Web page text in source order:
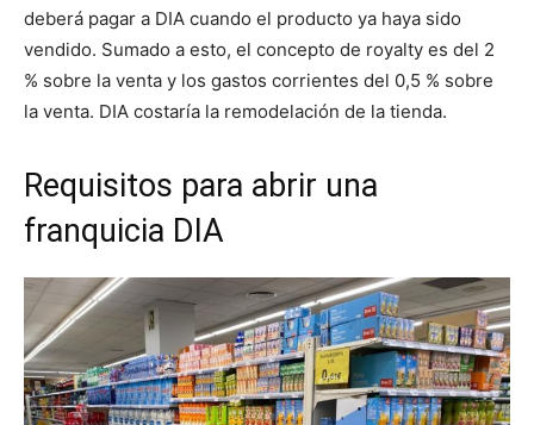
deberá pagar a DIA cuando el producto ya haya sido
vendido. Sumado a esto, el concepto de royalty es del 2
% sobre la venta y los gastos corrientes del 0,5 % sobre
la venta. DIA costaría la remodelación de la tienda.
Requisitos para abrir una
franquicia DIA